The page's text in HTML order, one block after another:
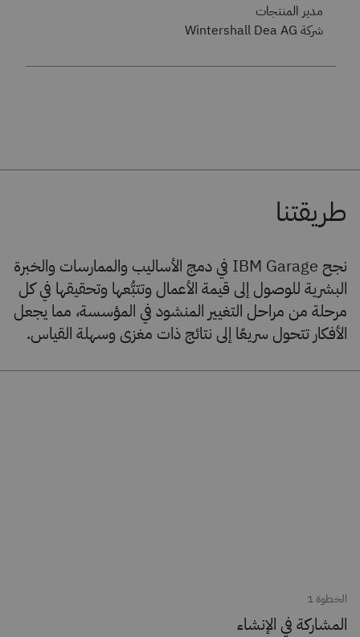
مدير المنتجات
شركة Wintershall Dea AG
نجح IBM Garage في دمج الأساليب والممارسات والخبرة
البشرية للوصول إلى قيمة الأعمال وتتبُّعها وتحقيقها في كل
مرحلة من مراحل التغيير المنشود في المؤسسة، مما يجعل
الأفكار تتحول سريعًا إلى نتائج ذات مغزى وسهلة القياس.
الخطوة 1
المشاركة في الإنشاء